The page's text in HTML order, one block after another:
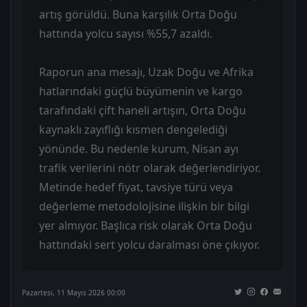
artış görüldü. Buna karşılık Orta Doğu
hattında yolcu sayısı %55,7 azaldı.
Raporun ana mesajı, Uzak Doğu ve Afrika
hatlarındaki güçlü büyümenin ve kargo
tarafındaki çift haneli artışın, Orta Doğu
kaynaklı zayıflığı kısmen dengelediği
yönünde. Bu nedenle kurum, Nisan ayı
trafik verilerini nötr olarak değerlendiriyor.
Metinde hedef fiyat, tavsiye türü veya
değerleme metodolojisine ilişkin bir bilgi
yer almıyor. Başlıca risk olarak Orta Doğu
hattındaki sert yolcu daralması öne çıkıyor.
Pazartesi, 11 Mayıs 2026 00:00